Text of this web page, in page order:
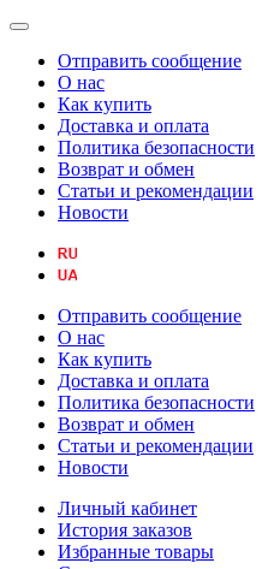
Отправить сообщение
О нас
Как купить
Доставка и оплата
Политика безопасности
Возврат и обмен
Статьи и рекомендации
Новости
Отправить сообщение
О нас
Как купить
Доставка и оплата
Политика безопасности
Возврат и обмен
Статьи и рекомендации
Новости
Личный кабинет
История заказов
Избранные товары